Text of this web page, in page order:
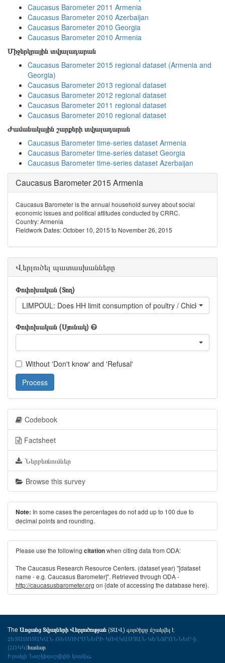
Caucasus Barometer 2011 Armenia
Caucasus Barometer 2010 Azerbaijan
Caucasus Barometer 2010 Georgia
Caucasus Barometer 2010 Armenia
Միջերկրային տվյալադարան
Caucasus Barometer 2015 regional dataset (Armenia and
Georgia)
Caucasus Barometer 2013 regional dataset
Caucasus Barometer 2012 regional dataset
Caucasus Barometer 2011 regional dataset
Caucasus Barometer 2010 regional dataset
Ժամանակային շարքերի տվյալադարան
Caucasus Barometer time-series dataset Armenia
Caucasus Barometer time-series dataset Georgia
Caucasus Barometer time-series dataset Azerbaijan
Caucasus Barometer 2015 Armenia
Caucasus Barometer is the annual household survey about social
economic issues and political attitudes conducted by CRRC.
Country: Armenia
Fieldwork Dates: October 10, 2015 to November 26, 2015
Վերլուծել պատասխանները
Փոփոխական (Տող)
LIMPOUL: Does HH limit consumption of poultry / Chicken
Փոփոխական (Սյունակ)
Without 'Don't know' and 'Refusal'
Process
Codebook
Factsheet
Ներբեռնումներ
Browse this survey
Note: In some cases the percentages do not add up to 100 due to
decimal points and rounding.
Please use the following citationwhen citing data from ODA:
The Caucasus Research Resource Centers. (dataset year) "[dataset
name - e.g. Caucasus Barometer]". Retrieved through ODA -
http://caucasusbarometer.org on {date of accessing the database here}.
The Առցանց Տվյալների Վերլուծության(ՏԱՎ) գործիքը մշակվել է
ՀԵՏԱԶՈՏԱԿԱՆ ՌԵՍՈՒՐՍՆԵՐԻ ԿՈՎԿԱՍՅԱՆ ԿԵՆՏՐՈՆՆԵՐ-ի
(ՀՌԿԿ)համար
Իրակլի Նաշկիդաշվիլիի կողմից.